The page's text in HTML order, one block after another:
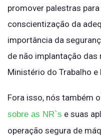
promover palestras
conscientização da
importância da
de não implantação
Ministério do Trabalho e
Fora isso, nós também
sobre as NR`s e suas
operação segura de